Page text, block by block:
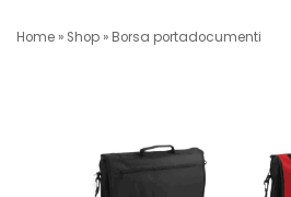
Home » Shop » Borsa portadocumenti